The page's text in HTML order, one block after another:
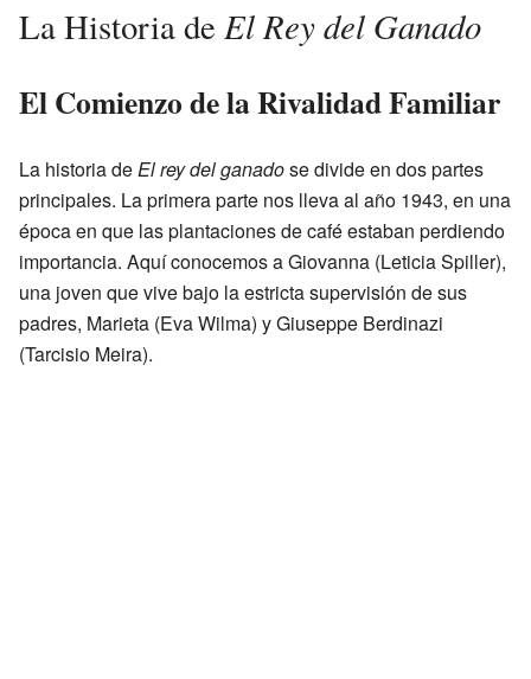
La Historia de El Rey del Ganado
El Comienzo de la Rivalidad Familiar
La historia deEl rey del ganadose divide en dos partes
principales. La primera parte nos lleva al año 1943, en una
época en que las plantaciones de café estaban perdiendo
importancia. Aquí conocemos a Giovanna (Leticia Spiller),
una joven que vive bajo la estricta supervisión de sus
padres, Marieta (Eva Wilma) y Giuseppe Berdinazi
(Tarcisio Meira).